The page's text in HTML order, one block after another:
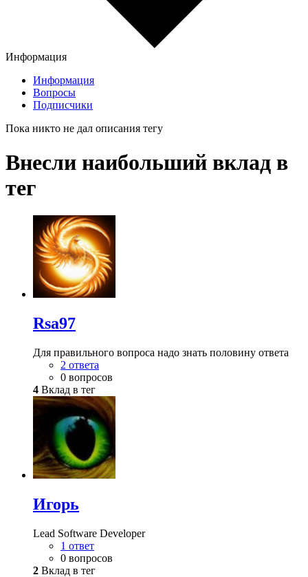
Информация
Информация
Вопросы
Подписчики
Пока никто не дал описания тегу
Внесли наибольший вклад в
тег
Rsa97
Для правильного вопроса надо знать половину ответа
2 ответа
0 вопросов
4 Вклад в тег
Игорь
Lead Software Developer
1 ответ
0 вопросов
2 Вклад в тег